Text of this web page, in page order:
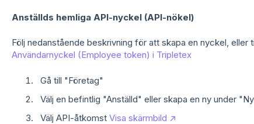
Anställds hemliga API-nyckel (API-nökel)
Följ nedanstående beskrivning för att skapa en nyckel, eller
Användarnyckel (Employee token) i Tripletex
Gå till "Företag"
Välj en befintlig "Anställd" eller skapa en ny under
Välj API-åtkomst Visa skärmbild ↗